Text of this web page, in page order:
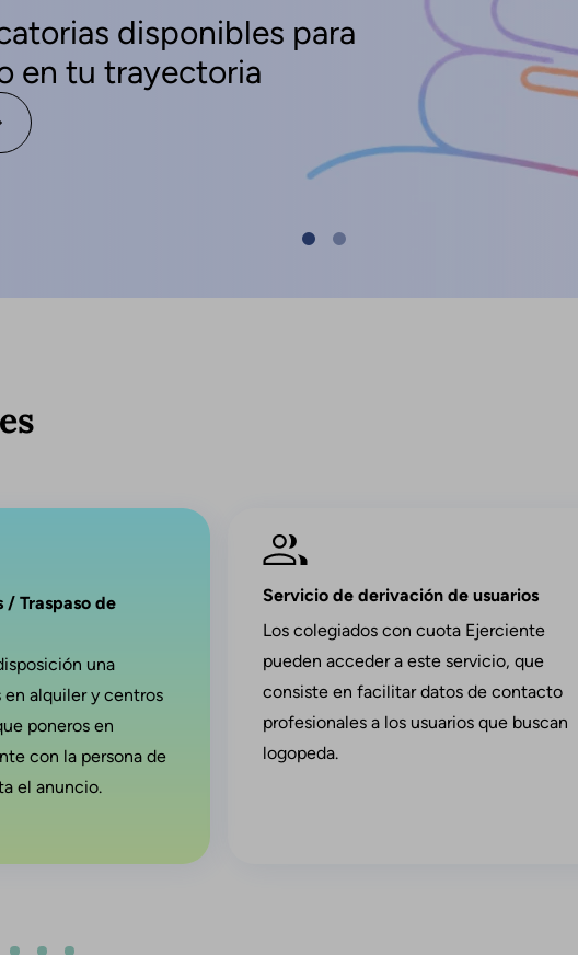
disponibles para
en tu trayectoria
/ Traspaso de
una
en alquiler y centros
poneros en
con la persona de
el anuncio.
Imagen
Servicio de derivación de usuarios
Los colegiados con cuota Ejerciente
pueden acceder a este servicio, que
consiste en facilitar datos de contacto
profesionales a los usuarios que buscan
logopeda.